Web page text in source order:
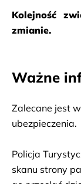
Kolejność
zmianie.
Ważne
Zalecane jest
ubezpieczenia.
Policja
skanu strony